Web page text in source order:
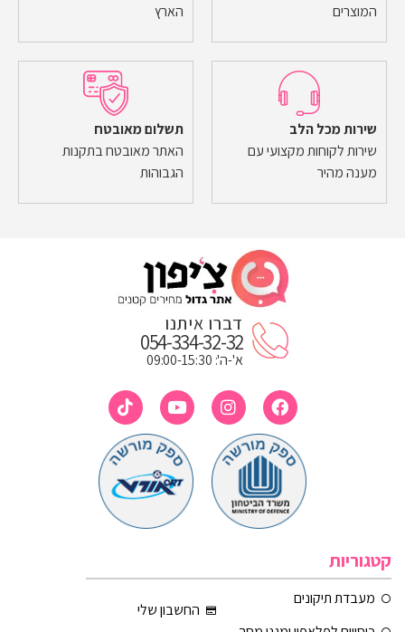
המוצרים
הארץ
שירות מכל הלב
שירות לקוחות מקצועי עם
מענה מהיר
תשלום מאובטח
האתר מאובטח בתקנות
הגבוהות
דברו איתנו
054-334-32-32
א'-ה': 09:00-15:30
קטגוריות
מעבדת תיקונים
החשבון שלי